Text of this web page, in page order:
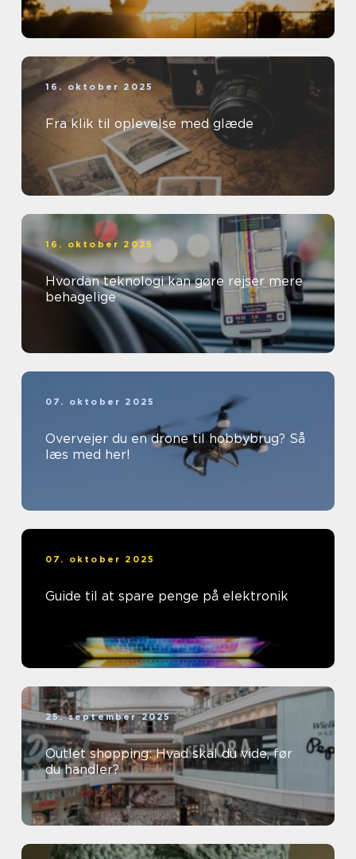
16. oktober 2025
Fra klik til oplevelse med glæde
16. oktober 2025
Hvordan teknologi kan gøre rejser mere
behagelige
07. oktober 2025
Overvejer du en drone til hobbybrug? Så
læs med her!
07. oktober 2025
Guide til at spare penge på elektronik
25. september 2025
Outlet shopping: Hvad skal du vide, før
du handler?